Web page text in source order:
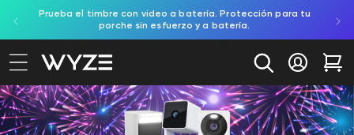
al contenido
de accesibilidad
Prueba el timbre con video a batería. Protección para tu
porche sin esfuerzo y a batería.
Iniciar